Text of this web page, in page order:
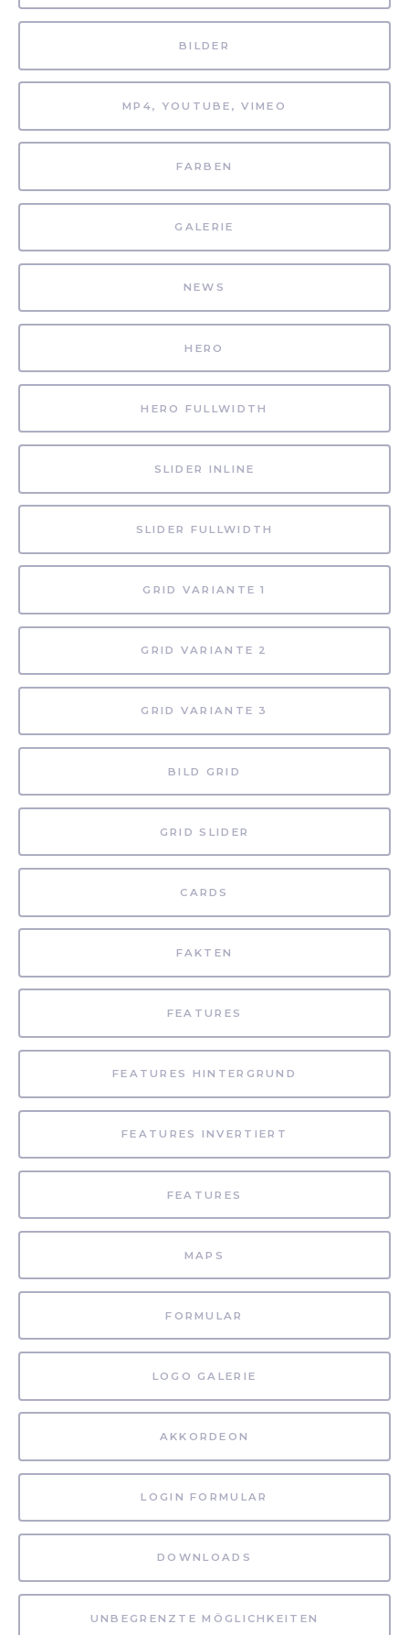
BILDER
MP4, YOUTUBE, VIMEO
FARBEN
GALERIE
NEWS
HERO
HERO FULLWIDTH
SLIDER INLINE
SLIDER FULLWIDTH
GRID VARIANTE 1
GRID VARIANTE 2
GRID VARIANTE 3
BILD GRID
GRID SLIDER
CARDS
FAKTEN
FEATURES
FEATURES HINTERGRUND
FEATURES INVERTIERT
FEATURES
MAPS
FORMULAR
LOGO GALERIE
AKKORDEON
LOGIN FORMULAR
DOWNLOADS
UNBEGRENZTE MÖGLICHKEITEN